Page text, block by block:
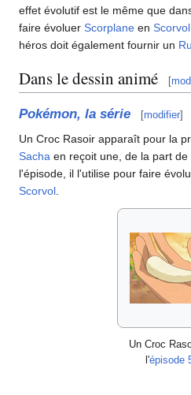
effet évolutif est le même que
faire évoluer Scorplane en Scorvol
héros doit également fournir un
Dans le dessin animé [
Pokémon, la série [modifier]
Un Croc Rasoir apparaît pour la
Sacha en reçoit une, de la part de
l'épisode, il l'utilise pour faire
Scorvol
Un Croc
l'épisode